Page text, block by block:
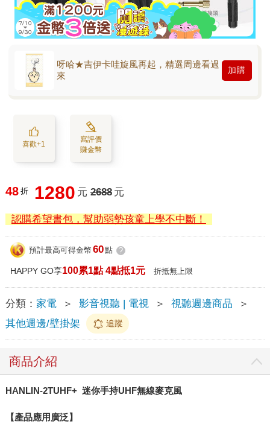
呀哈★吉伊卡哇旋風再起，精選周邊看過
來
加購
喜歡+1
寫評價
賺金幣
48 折 1280 元 2688 元
認購希望書包，幫助弱勢孩童上學不中斷！
預計最高可得金幣 60點 ?
HAPPY GO享100累1點 4點抵1元 折抵無上限
分類： 家電 ＞ 影音視聽 | 電視 ＞ 視聽週邊商品
＞
其他週邊/壁掛架
追蹤
商品介紹
HANLIN-2TUHF+ 迷你手持UHF無線麥克風
【產品應用廣泛】